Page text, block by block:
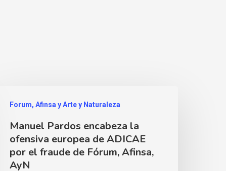
Forum, Afinsa y Arte y Naturaleza
Manuel Pardos encabeza la
ofensiva europea de ADICAE
por el fraude de Fórum, Afinsa,
AyN